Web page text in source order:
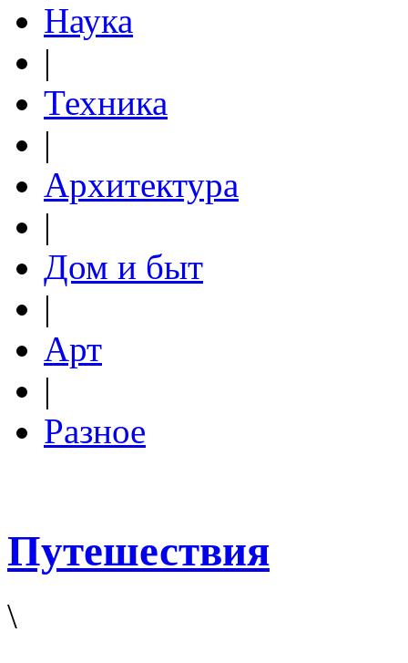
Наука
|
Техника
|
Архитектура
|
Дом и быт
|
Арт
|
Разное
Путешествия
\